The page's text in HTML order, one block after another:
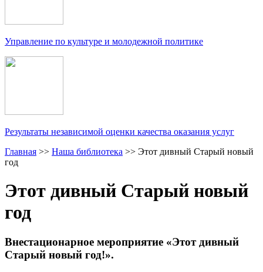
Управление по культуре и молодежной политике
Результаты независимой оценки качества оказания услуг
Главная >> Наша библиотека >> Этот дивный Старый новый
год
Этот дивный Старый новый
год
Внестационарное мероприятие «Этот дивный
Старый новый год!».